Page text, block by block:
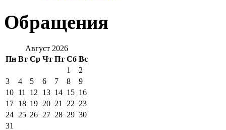
Обращения
Август 2026
Пн Вт Ср Чт Пт Сб Вс
1
2
3
4 5 6 7 8
9
10 11 12 13 14 15 16
17 18 19 20 21 22 23
24 25 26 27 28 29 30
31